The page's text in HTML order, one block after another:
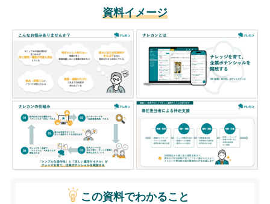
よくある質問
資料ダウンロード
無料トライアル
ログイン
資料イメージ
この資料でわかること